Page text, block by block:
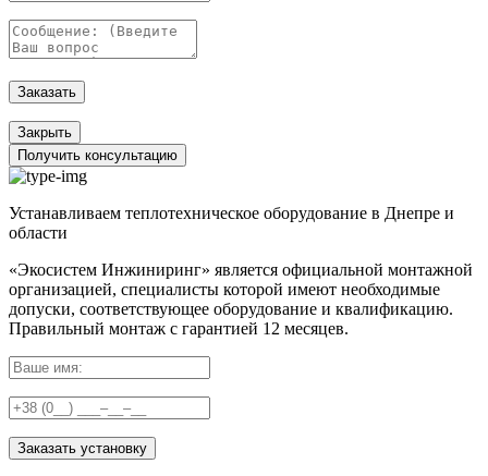
Заказать
Закрыть
Получить консультацию
Устанавливаем теплотехническое оборудование в Днепре и
области
«Экосистем Инжиниринг» является официальной монтажной
организацией, специалисты которой имеют необходимые
допуски, соответствующее оборудование и квалификацию.
Правильный монтаж с гарантией 12 месяцев.
Заказать установку